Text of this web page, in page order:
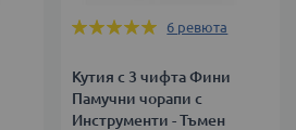
Оценка:
6 ревюта
Кутия с 3 чифта Фини
Памучни чорапи с
Инструменти - Тъмен